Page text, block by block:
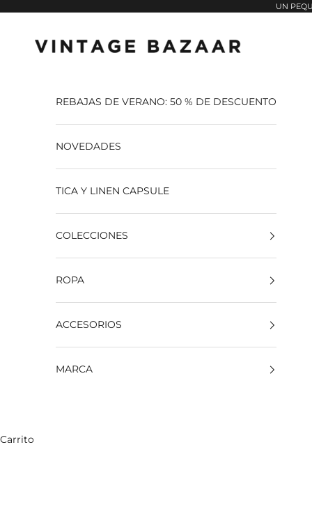
UN
Vintage Bazaar
REBAJAS DE VERANO: 50 % DE DESCUENTO
NOVEDADES
TICA Y LINEN CAPSULE
COLECCIONES
ROPA
ACCESORIOS
MARCA
Carrito